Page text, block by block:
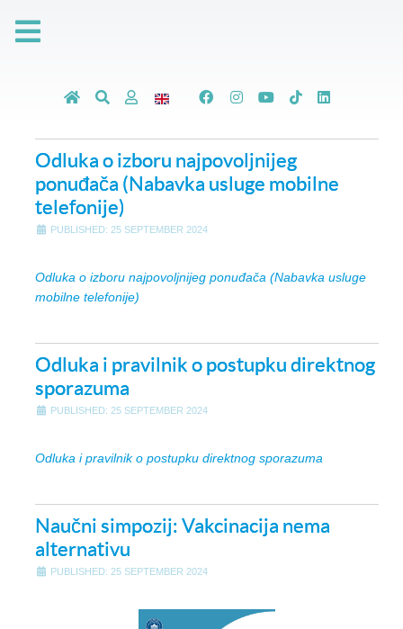
Odluka o izboru najpovoljnijeg
ponuđača (Nabavka usluge mobilne
telefonije)
PUBLISHED: 25 SEPTEMBER 2024
Odluka o izboru najpovoljnijeg ponuđača (Nabavka usluge
mobilne telefonije)
Odluka i pravilnik o postupku direktnog
sporazuma
PUBLISHED: 25 SEPTEMBER 2024
Odluka i pravilnik o postupku direktnog sporazuma
Naučni simpozij: Vakcinacija nema
alternativu
PUBLISHED: 25 SEPTEMBER 2024